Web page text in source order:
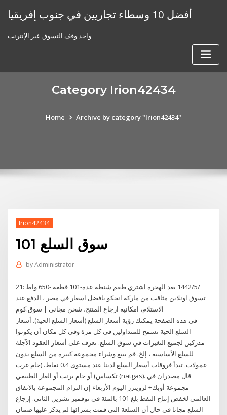
أفضل 10 وسطاء تجاريين في جنوب إفريقيا
واحد وقف التسوق عبر الإنترنت
Category Irion42434
Home Archive by category "Irion42434"
Irion42434
سوق السلع 101
byAdministrator
21‏‏/5‏‏/1442 بعد الهجرة اشتري طقم شنطة عدة-101 قطعة -650 واط :
تسوق اونلاين مثاقب من ماركة انجكو بافضل اسعار في مصر ، الدفع عند
الاستلام، امكانية ارجاع المنتج، شحن مجاني | سوق.كوم
في هذه الصفحة يمكنك رؤية أسعار السلع (أسعار السلع الحية). أسعار
السلع الحية تسمح للمتداولين في كل مرة وفي كل مكان أن يكونوا
مدركين لجميع التغيرات في سوق السلع. تعرف على أسعار العقود الآجلة
للسلع الأساسية ، إلخ. قم ببيع وشراء مجموعة كبيرة من السلع بدون
عمولات. تبدأ فروقات أسعار السلع لدينا عند مستوى 0.4 نقاط. (خام غرب
تكساس) أو خام برنت أو الغاز الطبيعي (natgas). قال مصدران في
مجموعة أوبك+ لرويترز اليوم الأربعاء إن التزام المجموعة بالاتفاق
العالمي لخفض إنتاج النفط بلغ 101 بالمئة في نوفمبر تشرين الثاني. إرجاع
السلع مجانا في حال أن السلعة التي قمت بشرائها لم يذكر عليها ضمان